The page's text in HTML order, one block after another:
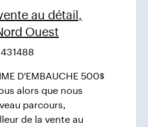
au détail,
Ouest
431488
D'EMBAUCHE 500$
alors que nous
parcours,
de la vente au